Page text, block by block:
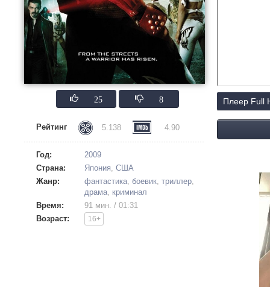
25 8
Рейтинг 5.138 4.90
Год:
2009
Страна:
Япония, США
Жанр:
фантастика, боевик, триллер,
драма, криминал
Время:
91 мин. / 01:31
Возраст:
16+
Плеер Full